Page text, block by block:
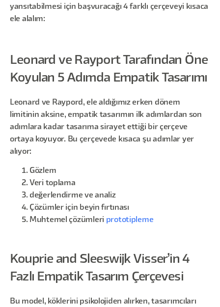
yansıtabilmesi için başvuracağı 4 farklı çerçeveyi kısaca
ele alalım:
Leonard ve Rayport Tarafından Öne
Koyulan 5 Adımda Empatik Tasarımı
Leonard ve Raypord, ele aldığımız erken dönem
limitinin aksine, empatik tasarımın ilk adımlardan son
adımlara kadar tasarıma sirayet ettiği bir çerçeve
ortaya koyuyor. Bu çerçevede kısaca şu adımlar yer
alıyor:
Gözlem
Veri toplama
değerlendirme ve analiz
Çözümler için beyin fırtınası
Muhtemel çözümleri prototipleme
Kouprie and Sleeswijk Visser’in 4
Fazlı Empatik Tasarım Çerçevesi
Bu model, köklerini psikolojiden alırken, tasarımcıları